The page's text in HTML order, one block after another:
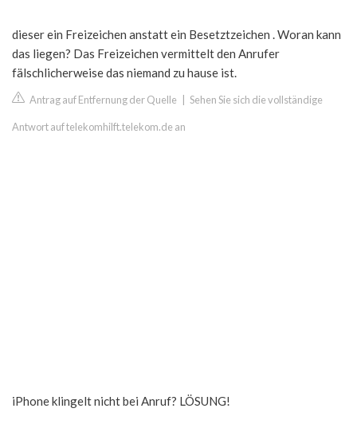
dieser ein Freizeichen anstatt ein Besetztzeichen . Woran kann
das liegen? Das Freizeichen vermittelt den Anrufer
fälschlicherweise das niemand zu hause ist.
Antrag auf Entfernung der Quelle Sehen Sie sich die vollständige
Antwort auf telekomhilft.telekom.de an
iPhone klingelt nicht bei Anruf? LÖSUNG!